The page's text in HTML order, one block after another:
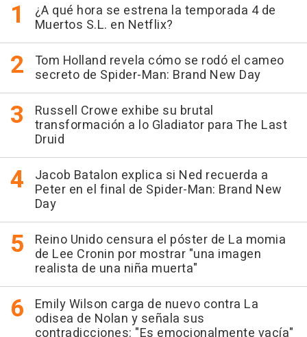
¿A qué hora se estrena la temporada 4 de
Muertos S.L. en Netflix?
Tom Holland revela cómo se rodó el cameo
secreto de Spider-Man: Brand New Day
Russell Crowe exhibe su brutal
transformación a lo Gladiator para The Last
Druid
Jacob Batalon explica si Ned recuerda a
Peter en el final de Spider-Man: Brand New
Day
Reino Unido censura el póster de La momia
de Lee Cronin por mostrar "una imagen
realista de una niña muerta"
Emily Wilson carga de nuevo contra La
odisea de Nolan y señala sus
contradicciones: "Es emocionalmente vacía"